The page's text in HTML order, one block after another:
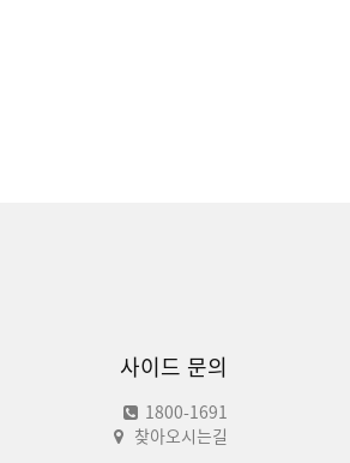
사이드 문의
1800-1691
찾아오시는길